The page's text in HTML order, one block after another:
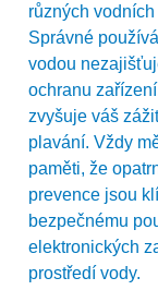
různých
Správné
vodou
ochranu
zvyšuje váš
plavání. Vždy
paměti, že
prevence jsou
bezpečnému
elektronických
prostředí vody.